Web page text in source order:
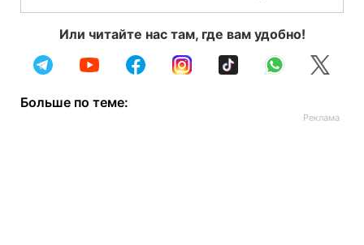
Или читайте нас там, где вам удобно!
Больше по теме: